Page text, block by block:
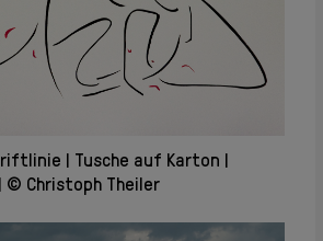
Tusche auf Karton
© Christoph Theiler